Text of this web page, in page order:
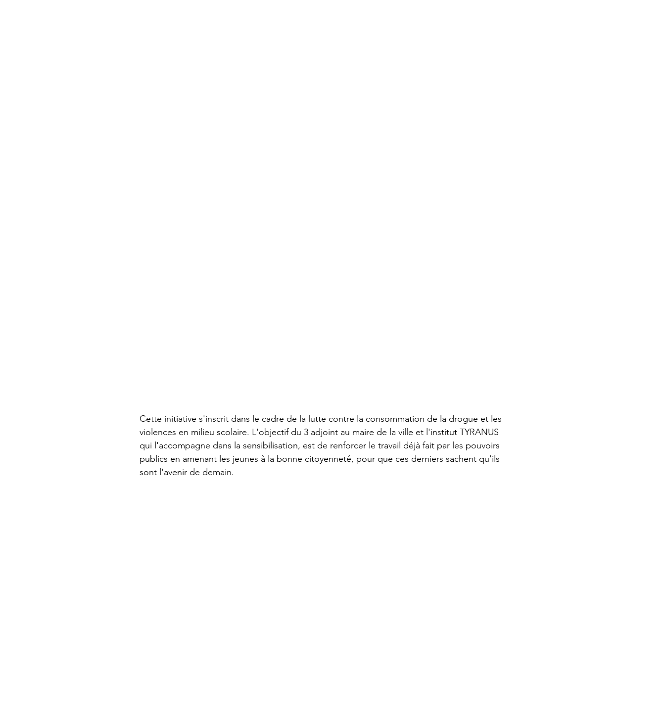
Cette initiative s'inscrit dans le cadre de la lutte contre la consommation de la drogue et les
violences en milieu scolaire. L'objectif du 3 adjoint au maire de la ville et l'institut TYRANUS
qui l'accompagne dans la sensibilisation, est de renforcer le travail déjà fait par les pouvoirs
publics en amenant les jeunes à la bonne citoyenneté, pour que ces derniers sachent qu'ils
sont l'avenir de demain.